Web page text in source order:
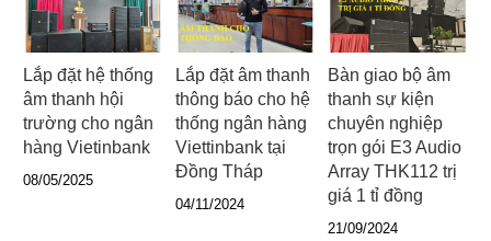
Lắp đặt hệ thống
âm thanh hội
trường cho ngân
hàng Vietinbank
08/05/2025
Lắp đặt âm thanh
thông báo cho hệ
thống ngân hàng
Viettinbank tại
Đồng Tháp
04/11/2024
Bàn giao bộ âm
thanh sự kiện
chuyên nghiệp
trọn gói E3 Audio
Array THK112 trị
giá 1 tỉ đồng
21/09/2024